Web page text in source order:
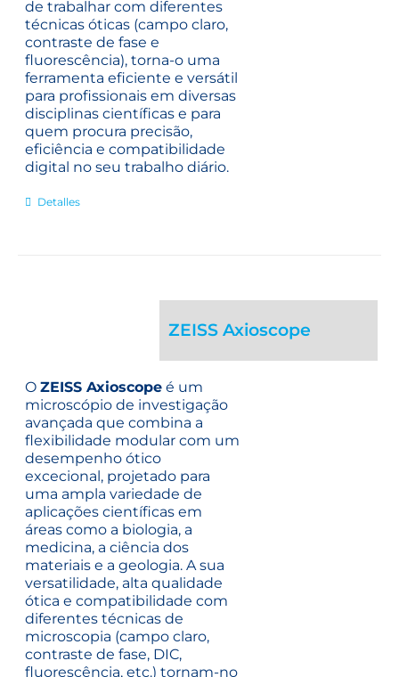
de trabalhar com diferentes
técnicas óticas (campo claro,
contraste de fase e
fluorescência), torna-o uma
ferramenta eficiente e versátil
para profissionais em diversas
disciplinas científicas e para
quem procura precisão,
eficiência e compatibilidade
digital no seu trabalho diário.
Detalles
ZEISS Axioscope
OZEISS Axioscope é um
microscópio de investigação
avançada que combina a
flexibilidade modular com um
desempenho ótico
excecional, projetado para
uma ampla variedade de
aplicações científicas em
áreas como a biologia, a
medicina, a ciência dos
materiais e a geologia. A sua
versatilidade, alta qualidade
ótica e compatibilidade com
diferentes técnicas de
microscopia (campo claro,
contraste de fase, DIC,
fluorescência, etc.) tornam-no